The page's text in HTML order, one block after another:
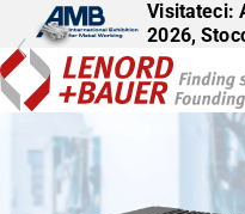
Visitateci:
2026,